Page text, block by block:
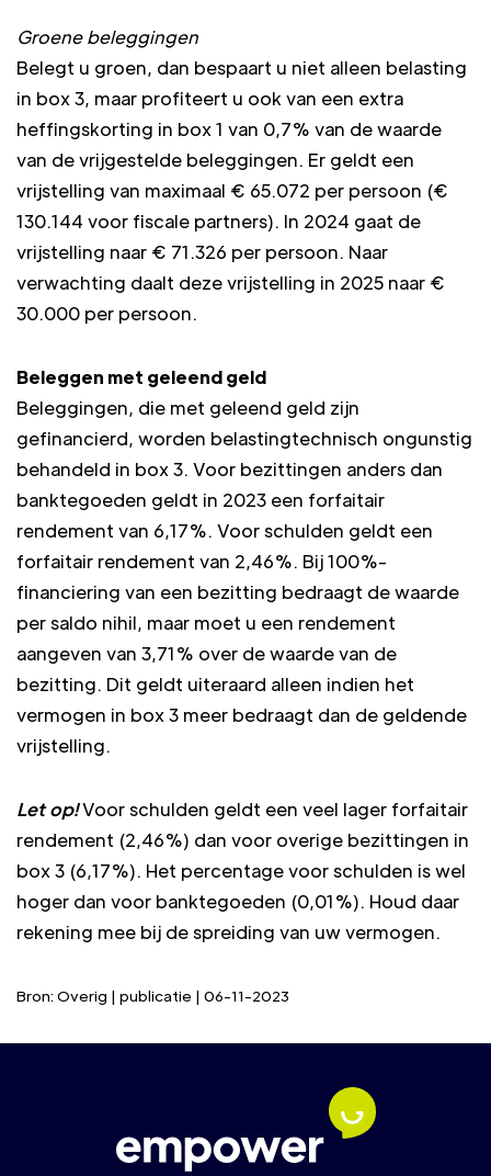
Groene beleggingen
Belegt u groen, dan bespaart u niet alleen belasting
in box 3, maar profiteert u ook van een extra
heffingskorting in box 1 van 0,7% van de waarde
van de vrijgestelde beleggingen. Er geldt een
vrijstelling van maximaal € 65.072 per persoon (€
130.144 voor fiscale partners). In 2024 gaat de
vrijstelling naar € 71.326 per persoon. Naar
verwachting daalt deze vrijstelling in 2025 naar €
30.000 per persoon.
Beleggen met geleend geld
Beleggingen, die met geleend geld zijn
gefinancierd, worden belastingtechnisch ongunstig
behandeld in box 3. Voor bezittingen anders dan
banktegoeden geldt in 2023 een forfaitair
rendement van 6,17%. Voor schulden geldt een
forfaitair rendement van 2,46%. Bij 100%-
financiering van een bezitting bedraagt de waarde
per saldo nihil, maar moet u een rendement
aangeven van 3,71% over de waarde van de
bezitting. Dit geldt uiteraard alleen indien het
vermogen in box 3 meer bedraagt dan de geldende
vrijstelling.
Let op!Voor schulden geldt een veel lager forfaitair
rendement (2,46%) dan voor overige bezittingen in
box 3 (6,17%). Het percentage voor schulden is wel
hoger dan voor banktegoeden (0,01%). Houd daar
rekening mee bij de spreiding van uw vermogen.
Bron: Overig | publicatie | 06-11-2023